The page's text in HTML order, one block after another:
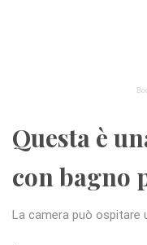
Questa è
con bagno
La camera può ospitare